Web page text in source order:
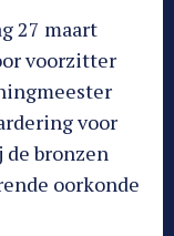
27 maart
voorzitter
voor
bronzen
oorkonde